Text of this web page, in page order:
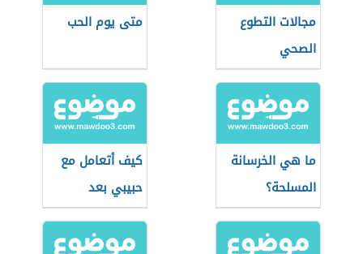
مجالات التطوع
الصحي
متى يوم الحب
ما هي الخرسانة
المسلحة؟
كيف أتعامل مع
حبيبي بعد
الانفصال